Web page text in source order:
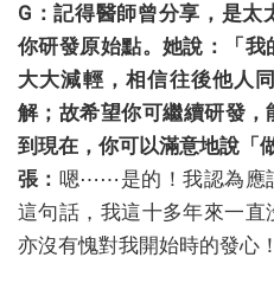
G：記得醫師曾分享，是太
你研發原始點。她說：「
大大減輕，相信往後他人
解；故希望你可繼續研發
到現在，你可以滿意地說「
張： 嗯⋯⋯是的！我認為應
這句話，我這十多年來一直
亦沒有愧對我開始時的發心！